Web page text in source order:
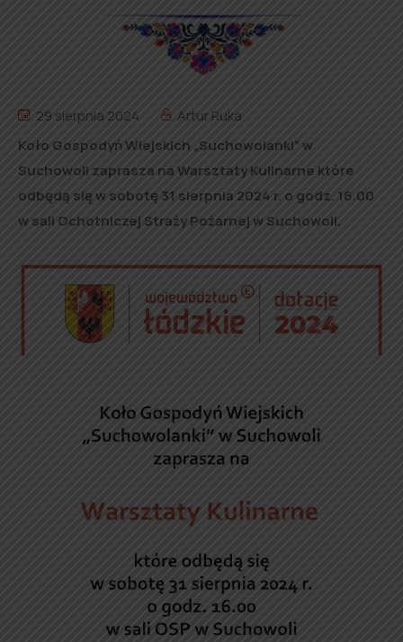
29 sierpnia 2024
Artur Ruka
Koło Gospodyń Wiejskich „Suchowolanki” w
Suchowoli zaprasza na Warsztaty Kulinarne które
odbędą się w sobotę 31 sierpnia 2024 r. o godz. 16.00
w sali Ochotniczej Straży Pożarnej w Suchowoli.